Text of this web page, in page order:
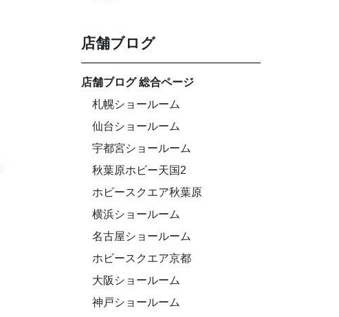
店舗ブログ
店舗ブログ 総合ページ
札幌ショールーム
仙台ショールーム
宇都宮ショールーム
秋葉原ホビー天国2
ホビースクエア秋葉原
横浜ショールーム
名古屋ショールーム
ホビースクエア京都
大阪ショールーム
神戸ショールーム